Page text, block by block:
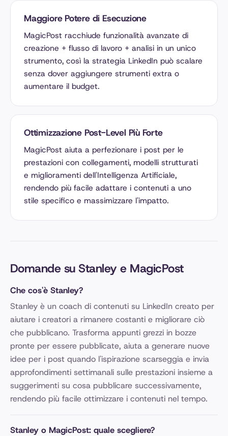
Maggiore Potere di Esecuzione
MagicPost racchiude funzionalità avanzate di
creazione + flusso di lavoro + analisi in un unico
strumento, così la strategia LinkedIn può scalare
senza dover aggiungere strumenti extra o
aumentare il budget.
Ottimizzazione Post-Level Più Forte
MagicPost aiuta a perfezionare i post per le
prestazioni con collegamenti, modelli strutturati
e miglioramenti dell'Intelligenza Artificiale,
rendendo più facile adattare i contenuti a uno
stile specifico e massimizzare l'impatto.
Domande su Stanley e MagicPost
Che cos'è Stanley?
Stanley è un coach di contenuti su LinkedIn creato per
aiutare i creatori a rimanere costanti e migliorare ciò
che pubblicano. Trasforma appunti grezzi in bozze
pronte per essere pubblicate, aiuta a generare nuove
idee per i post quando l'ispirazione scarseggia e invia
approfondimenti settimanali sulle prestazioni insieme a
suggerimenti su cosa pubblicare successivamente,
rendendo più facile ottimizzare i contenuti nel tempo.
Stanley o MagicPost: quale scegliere?